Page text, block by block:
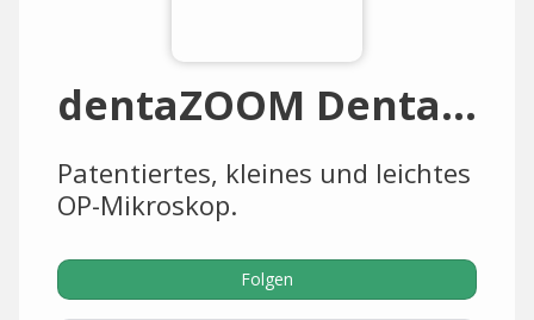
dentaZOOM Dentalmikroskope
Patentiertes, kleines und leichtes
OP-Mikroskop.
Folgen